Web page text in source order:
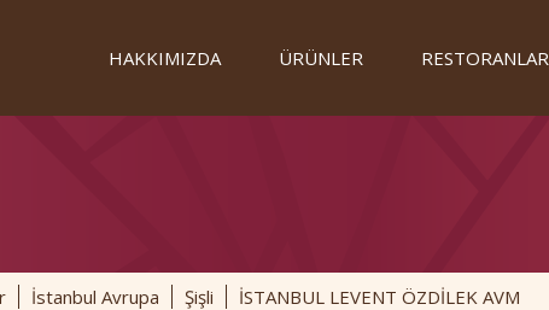
HAKKIMIZDA ÜRÜNLER RESTORANLAR
İstanbul Avrupa Şişli İSTANBUL LEVENT ÖZDİLEK AVM